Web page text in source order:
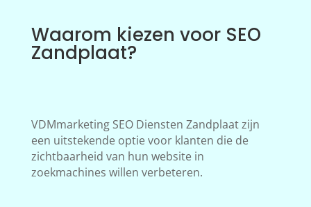
Waarom kiezen voor SEO
Zandplaat?
VDMmarketing SEO Diensten Zandplaat zijn
een uitstekende optie voor klanten die de
zichtbaarheid van hun website in
zoekmachines willen verbeteren.